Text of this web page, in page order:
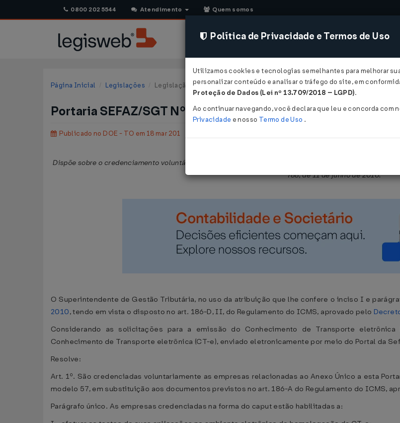
0800 202 5544 Atendimento Quem somos
CONSULTORIA SISTEMAS
Página Inicial Legislações Legislação Estadual - Tocantins
Portaria SEFAZ/SGT Nº 56 DE 12/03/2013
Publicado no DOE - TO em 18 mar 201
Dispõe sobre o credenciamento voluntário dos contribuintes do ICMS, para a emissão do
788, de 11 de junho de 2010.
O Superintendente de Gestão Tributária, no uso da atribuição que lhe confere o inciso I e
2010, tendo em vista o disposto no art. 186-D, II, do Regulamento do ICMS, aprovado pelo
Considerando as solicitações para a emissão do Conhecimento de Transporte
Conhecimento de Transporte eletrônica (CT-e), enviado eletronicamente por meio do Portal da
Resolve:
Art. 1º. São credenciadas voluntariamente as empresas relacionadas ao Anexo Único a esta
modelo 57, em substituição aos documentos previstos no art. 186-A do Regulamento do ICMS,
Parágrafo único. As empresas credenciadas na forma do caput estão habilitadas a:
Política de Privacidade e Termos de Uso
Utilizamos cookies e tecnologias semelhantes para melhorar
personalizar conteúdo e analisar o tráfego do site, em
Proteção de Dados (Lei nº 13.709/2018 – LGPD).
Ao continuar navegando, você declara que leu e concorda com
Privacidade e nosso Termo de Uso .